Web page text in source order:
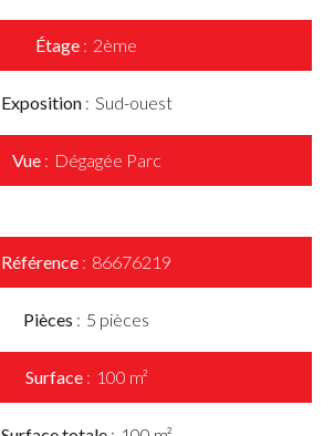
Étage 2ème
Exposition Sud-ouest
Vue Dégagée Parc
Référence 86676219
Pièces 5 pièces
Surface 100 m²